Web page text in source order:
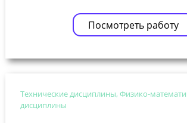
Посмотреть работу
Технические дисциплины, Физико-
дисциплины